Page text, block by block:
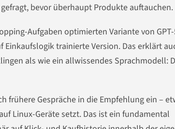
bevor überhaupt Produkte auftauchen.
Aufgaben optimierten Variante von
trainierte Version. Das erklärt
als wie ein allwissendes Sprachmodell:
frühere Gespräche in die Empfehlung ein –
Linux-Geräte setzt. Das ist ein fundamental